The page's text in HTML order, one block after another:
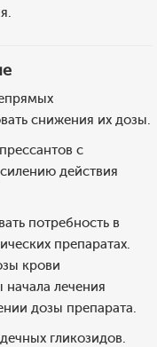
снижения их дозы.
с
действия
потребность в
препаратах.
крови
лечения
дозы препарата.
гликозидов.